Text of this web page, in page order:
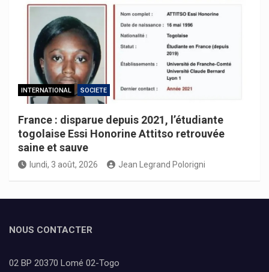
INTERNATIONAL SOCIETE
France : disparue depuis 2021, l’étudiante
togolaise Essi Honorine Attitso retrouvée
saine et sauve
lundi, 3 août, 2026 Jean Legrand Polorigni
NOUS CONTACTER
02 BP 20370 Lomé 02-Togo